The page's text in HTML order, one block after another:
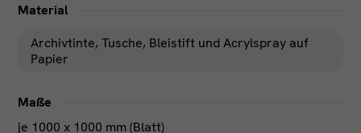
Material
Archivtinte, Tusche, Bleistift und Acrylspray auf
Papier
Maße
je 1000 x 1000 mm (Blatt)